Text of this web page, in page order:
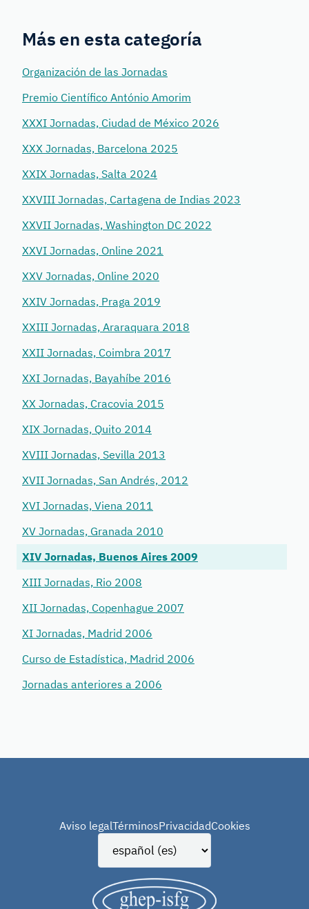
Más en esta categoría
Organización de las Jornadas
Premio Científico António Amorim
XXXI Jornadas, Ciudad de México 2026
XXX Jornadas, Barcelona 2025
XXIX Jornadas, Salta 2024
XXVIII Jornadas, Cartagena de Indias 2023
XXVII Jornadas, Washington DC 2022
XXVI Jornadas, Online 2021
XXV Jornadas, Online 2020
XXIV Jornadas, Praga 2019
XXIII Jornadas, Araraquara 2018
XXII Jornadas, Coimbra 2017
XXI Jornadas, Bayahíbe 2016
XX Jornadas, Cracovia 2015
XIX Jornadas, Quito 2014
XVIII Jornadas, Sevilla 2013
XVII Jornadas, San Andrés, 2012
XVI Jornadas, Viena 2011
XV Jornadas, Granada 2010
XIV Jornadas, Buenos Aires 2009
XIII Jornadas, Rio 2008
XII Jornadas, Copenhague 2007
XI Jornadas, Madrid 2006
Curso de Estadística, Madrid 2006
Jornadas anteriores a 2006
Aviso legalTérminosPrivacidadCookies